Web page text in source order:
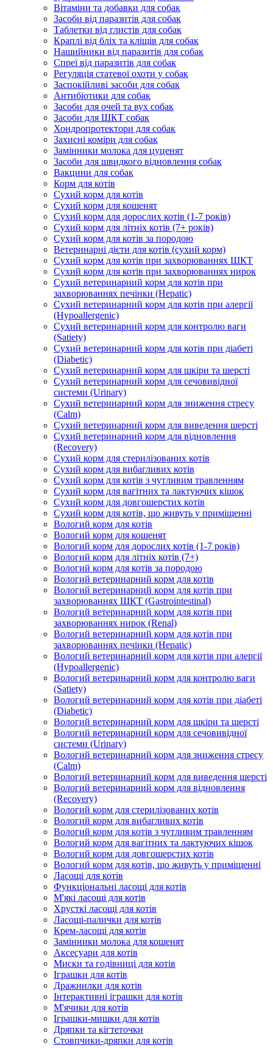
Вітаміни та добавки для собак
Засоби від паразитів для собак
Таблетки від глистів для собак
Краплі від бліх та кліщів для собак
Нашийники від паразитів для собак
Спреї від паразитів для собак
Регуляція статевої охоти у собак
Заспокійливі засоби для собак
Антибіотики для собак
Засоби для очей та вух собак
Засоби для ШКТ собак
Хондропротектори для собак
Захисні коміри для собак
Замінники молока для цуценят
Засоби для швидкого відновлення собак
Вакцини для собак
Корм для котів
Сухий корм для котів
Сухий корм для кошенят
Сухий корм для дорослих котів (1-7 років)
Сухий корм для літніх котів (7+ років)
Сухий корм для котів за породою
Ветеринарні дієти для котів (сухий корм)
Сухий корм для котів при захворюваннях ШКТ
Сухий корм для котів при захворюваннях нирок
Сухий ветеринарний корм для котів при
захворюваннях печінки (Hepatic)
Сухий ветеринарний корм для котів при алергії
(Hypoallergenic)
Сухий ветеринарний корм для контролю ваги
(Satiety)
Сухий ветеринарний корм для котів при діабеті
(Diabetic)
Сухий ветеринарний корм для шкіри та шерсті
Сухий ветеринарний корм для сечовивідної
системи (Urinary)
Сухий ветеринарний корм для зниження стресу
(Calm)
Сухий ветеринарний корм для виведення шерсті
Сухий ветеринарний корм для відновлення
(Recovery)
Сухий корм для стерилізованих котів
Сухий корм для вибагливих котів
Сухий корм для котів з чутливим травленням
Сухий корм для вагітних та лактуючих кішок
Сухий корм для довгошерстих котів
Сухий корм для котів, що живуть у приміщенні
Вологий корм для котів
Вологий корм для кошенят
Вологий корм для дорослих котів (1-7 років)
Вологий корм для літніх котів (7+)
Вологий корм для котів за породою
Вологий ветеринарний корм для котів
Вологий ветеринарний корм для котів при
захворюваннях ШКТ (Gastrointestinal)
Вологий ветеринарний корм для котів при
захворюваннях нирок (Renal)
Вологий ветеринарний корм для котів при
захворюваннях печінки (Hepatic)
Вологий ветеринарний корм для котів при алергії
(Hypoallergenic)
Вологий ветеринарний корм для контролю ваги
(Satiety)
Вологий ветеринарний корм для котів при діабеті
(Diabetic)
Вологий ветеринарний корм для шкіри та шерсті
Вологий ветеринарний корм для сечовивідної
системи (Urinary)
Вологий ветеринарний корм для зниження стресу
(Calm)
Вологий ветеринарний корм для виведення шерсті
Вологий ветеринарний корм для відновлення
(Recovery)
Вологий корм для стерилізованих котів
Вологий корм для вибагливих котів
Вологий корм для котів з чутливим травленням
Вологий корм для вагітних та лактуючих кішок
Вологий корм для довгошерстих котів
Вологий корм для котів, що живуть у приміщенні
Ласощі для котів
Функціональні ласощі для котів
М'які ласощі для котів
Хрусткі ласощі для котів
Ласощі-палички для котів
Крем-ласощі для котів
Замінники молока для кошенят
Аксесуари для котів
Миски та годівниці для котів
Іграшки для котів
Дражнилки для котів
Інтерактивні іграшки для котів
М'ячики для котів
Іграшки-мишки для котів
Дряпки та кігтеточки
Стовпчики-дряпки для котів